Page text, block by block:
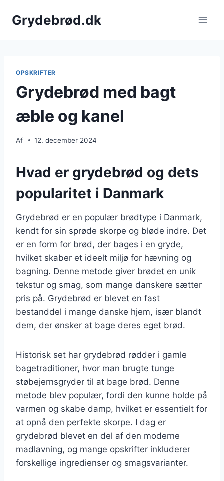
Grydebrød.dk
OPSKRIFTER
Grydebrød med bagt
æble og kanel
Af 12. december 2024
Hvad er grydebrød og dets
popularitet i Danmark
Grydebrød er en populær brødtype i Danmark,
kendt for sin sprøde skorpe og bløde indre. Det
er en form for brød, der bages i en gryde,
hvilket skaber et ideelt miljø for hævning og
bagning. Denne metode giver brødet en unik
tekstur og smag, som mange danskere sætter
pris på. Grydebrød er blevet en fast
bestanddel i mange danske hjem, især blandt
dem, der ønsker at bage deres eget brød.
Historisk set har grydebrød rødder i gamle
bagetraditioner, hvor man brugte tunge
støbejernsgryder til at bage brød. Denne
metode blev populær, fordi den kunne holde på
varmen og skabe damp, hvilket er essentielt for
at opnå den perfekte skorpe. I dag er
grydebrød blevet en del af den moderne
madlavning, og mange opskrifter inkluderer
forskellige ingredienser og smagsvarianter.